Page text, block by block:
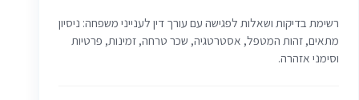
רשימת בדיקות ושאלות לפגישה עם עורך דין לענייני משפחה: ניסיון
מתאים, זהות המטפל, אסטרטגיה, שכר טרחה, זמינות, פרטיות
וסימני אזהרה.